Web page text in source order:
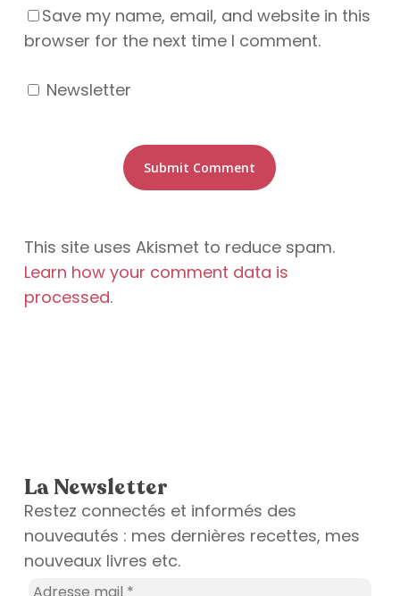
Save my name, email, and website in this
browser for the next time I comment.
Newsletter
This site uses Akismet to reduce spam.
Learn how your comment data is
processed.
La Newsletter
Restez connectés et informés des
nouveautés : mes dernières recettes, mes
nouveaux livres etc.